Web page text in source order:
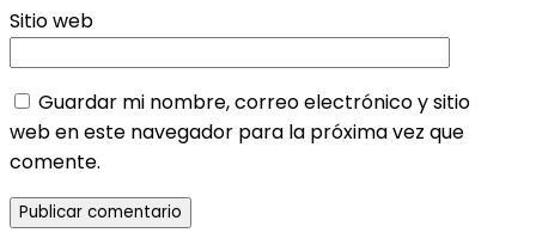
Sitio web
Guardar mi nombre, correo electrónico y sitio
web en este navegador para la próxima vez que
comente.